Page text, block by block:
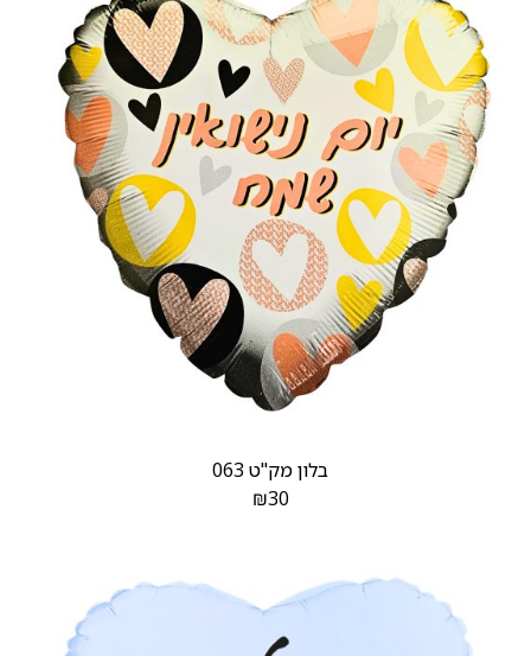
בלון מק"ט 063
₪30